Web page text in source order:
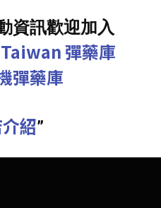
資訊歡迎加入
彈藥庫
彈藥庫
紹”